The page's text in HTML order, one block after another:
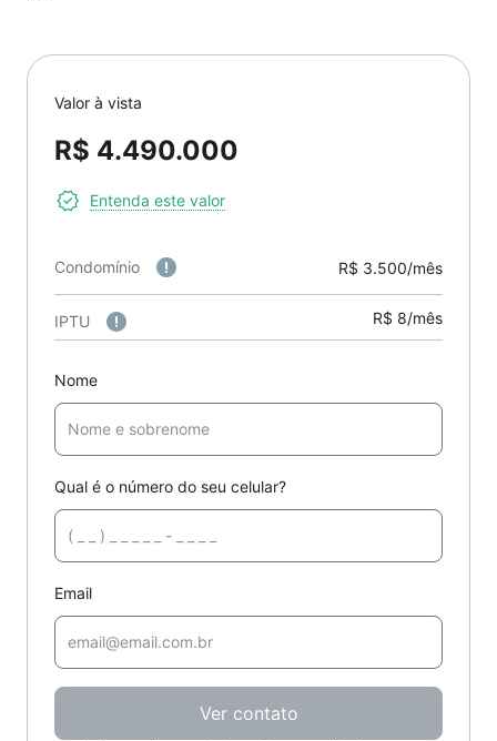
Valor à vista
R$ 4.490.000
Entenda este valor
Condomínio R$ 3.500/mês
IPTU R$ 8/mês
Nome
Qual é o número do seu celular?
Email
Ver contato